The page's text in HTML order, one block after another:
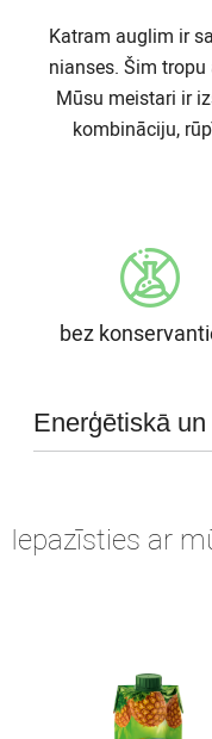
Katram auglim ir
nianses. Šim
Mūsu meistari ir
kombināciju,
bez
Enerģētiskā
Iepazīsties ar